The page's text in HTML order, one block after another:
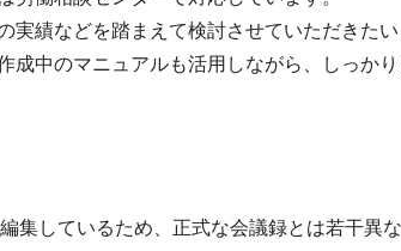
績などを踏まえて検討させていただきたい
中のマニュアルも活用しながら、しっか
集しているため、正式な会議録とは若干異な